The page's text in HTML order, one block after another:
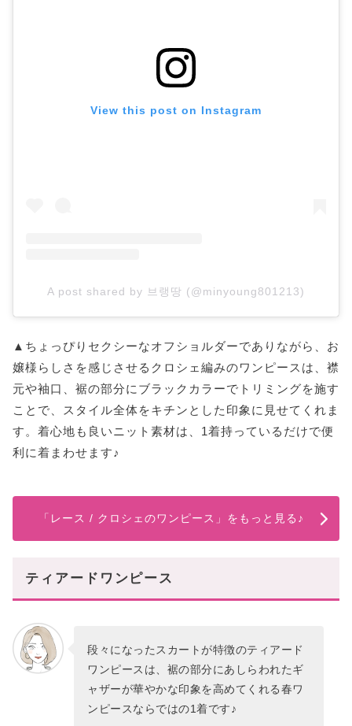
View this post on Instagram
A post shared by 브랭땅 (@minyoung801213)
▲ちょっぴりセクシーなオフショルダーでありながら、お
嬢様らしさを感じさせるクロシェ編みのワンピースは、襟
元や袖口、裾の部分にブラックカラーでトリミングを施す
ことで、スタイル全体をキチンとした印象に見せてくれま
す。着心地も良いニット素材は、1着持っているだけで便
利に着まわせます♪
「レース / クロシェのワンピース」をもっと見る♪
ティアードワンピース
段々になったスカートが特徴のティアード
ワンピースは、裾の部分にあしらわれたギ
ャザーが華やかな印象を高めてくれる春ワ
ンピースならではの1着です♪